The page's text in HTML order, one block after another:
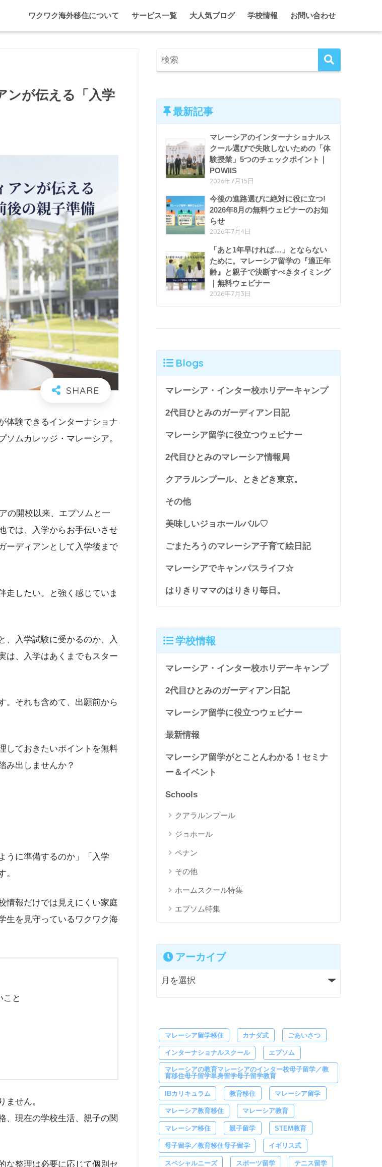
ワクワク海外移住について サービス一覧
エプソム単身留学 入学＆ガーディアンシップ
大人気ブログ 学校情報 お問い合わせ
ンが伝える「入学
体験できるインターナショナ
ムカレッジ・マレーシア。
の開校以来、エプソムと一
では、入学からお手伝いさせ
ーディアンとして入学後まで
走したい。と強く感じていま
、入学試験に受かるのか、入
は、入学はあくまでもスター
。それも含めて、出願前から
しておきたいポイントを無料
み出しませんか？
うに準備するのか」「入学
。
情報だけでは見えにくい家庭
生を見守っているワクワク海
こと
ません。
、現在の学校生活、親子の関
な整理は必要に応じて個別セ
最新記事
マレーシアのインターナショナルス
クール選びで失敗しないための「体
験授業」5つのチェックポイント｜
POWIIS
2026年7月15日
今後の進路選びに絶対に役に立つ!
2026年8月の無料ウェビナーのお知
らせ
2026年7月4日
「あと1年早ければ…」とならない
ために。マレーシア留学の『適正年
齢』と親子で決断すべきタイミング
｜無料ウェビナー
2026年7月3日
Blogs
マレーシア・インター校ホリデーキャンプ
2代目ひとみのガーディアン日記
マレーシア留学に役立つウェビナー
2代目ひとみのマレーシア情報局
クアラルンプール、ときどき東京。
その他
美味しいジョホールバル♡
ごまたろうのマレーシア子育て絵日記
マレーシアでキャンパスライフ☆
はりきりママのはりきり毎日。
学校情報
マレーシア・インター校ホリデーキャンプ
2代目ひとみのガーディアン日記
マレーシア留学に役立つウェビナー
最新情報
マレーシア留学がとことんわかる！セミナ
ー＆イベント
Schools
クアラルンプール
ジョホール
ペナン
その他
ホームスクール特集
エプソム特集
アーカイブ
マレーシア留学移住 カナダ式 ごあいさつ
インターナショナルスクール エプソム
マレーシアの教育マレーシアのインター校母子留学／教
育移住母子留学単身留学母子留学教育
IBカリキュラム 教育移住 マレーシア留学
マレーシア教育移住 マレーシア教育
マレーシア移住 親子留学 STEM教育
母子留学／教育移住母子留学 イギリス式
スペシャルニーズ スポーツ留学 テニス留学